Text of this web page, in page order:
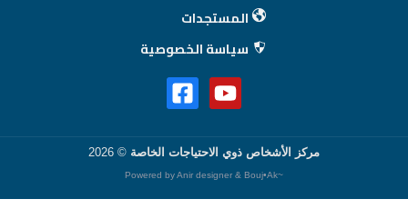
المستجدات
سياسة الخصوصية
مركز الأشخاص ذوي الاحتياجات الخاصة © 2026
~Powered by
Anir designer & Bouj•Ak